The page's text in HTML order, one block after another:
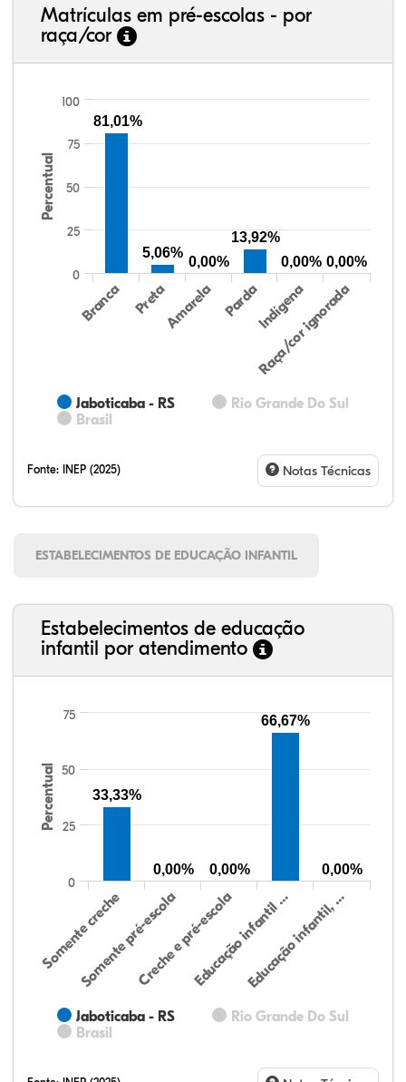
Matrículas em pré-escolas - por
raça/cor
Percentual
Jaboticaba - RS
Rio Grande Do Sul
Brasil
Branca PretaAmarela PardaIndígena
Raça/cor ignorada
0
100
25
50
75
81,01%
5,06%
0,00%
13,92%
0,00% 0,00%
Fonte: INEP (2025) Notas Técnicas
ESTABELECIMENTOS DE EDUCAÇÃO INFANTIL
Estabelecimentos de educação
infantil por atendimento
Percentual
Jaboticaba - RS
Rio Grande Do Sul
Brasil
Somente creche
Somente pré-escolaCreche e pré-escolaEducação infantil …Educação infantil, …
0
25
50
75
33,33%
0,00% 0,00%
66,67%
0,00%